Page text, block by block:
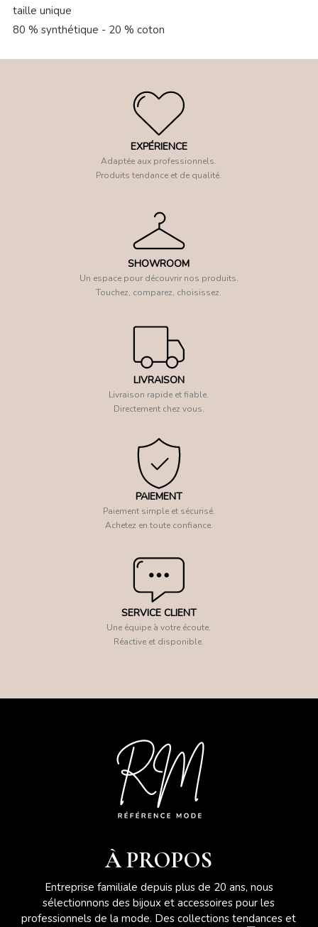
taille unique
80 % synthétique - 20 % coton
EXPÉRIENCE
Adaptée aux professionnels.
Produits tendance et de qualité.
SHOWROOM
Un espace pour découvrir nos produits.
Touchez, comparez, choisissez.
LIVRAISON
Livraison rapide et fiable.
Directement chez vous.
PAIEMENT
Paiement simple et sécurisé.
Achetez en toute confiance.
SERVICE CLIENT
Une équipe à votre écoute.
Réactive et disponible.
À PROPOS
Entreprise familiale depuis plus de 20 ans, nous
sélectionnons des bijoux et accessoires pour les
professionnels de la mode. Des collections tendances et